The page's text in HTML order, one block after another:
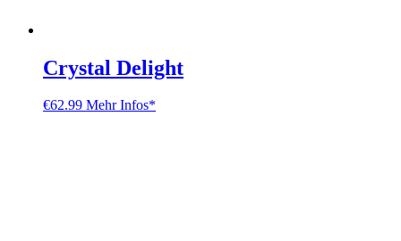
Crystal Delight
€62.99 Mehr Infos*